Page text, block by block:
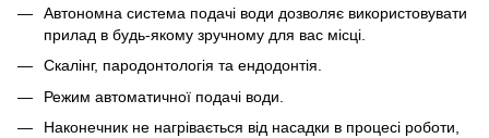
Автономна система подачі води дозволяє використовувати
прилад в будь-якому зручному для вас місці.
Скалінг, пародонтологія та ендодонтія.
Режим автоматичної подачі води.
Наконечник не нагрівається від насадки в процесі роботи,